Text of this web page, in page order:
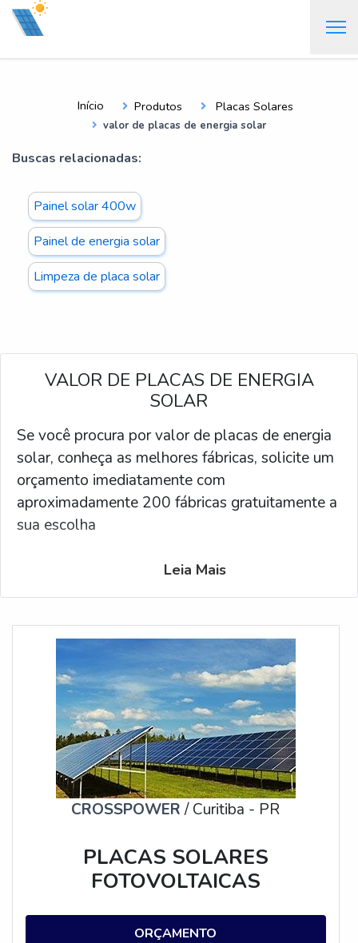
Início Produtos Placas Solares
valor de placas de energia solar
Buscas relacionadas:
Painel solar 400w
Painel de energia solar
Limpeza de placa solar
VALOR DE PLACAS DE ENERGIA
SOLAR
Se você procura por valor de placas de energia
solar, conheça as melhores fábricas, solicite um
orçamento imediatamente com
aproximadamente 200 fábricas gratuitamente a
sua escolha
Leia Mais
CROSSPOWER/ Curitiba - PR
PLACAS SOLARES
FOTOVOLTAICAS
ORÇAMENTO